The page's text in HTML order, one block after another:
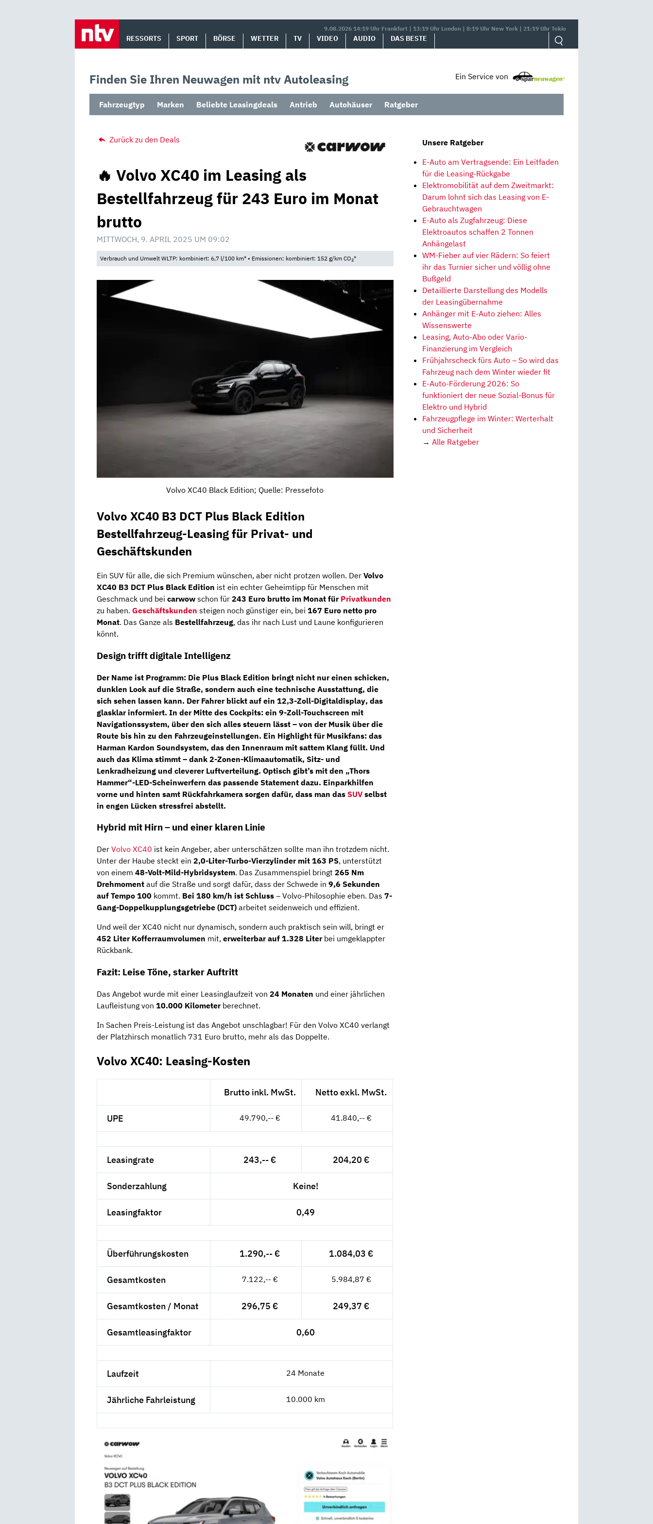
9.08.2026 14:19 Uhr Frankfurt | 13:19 Uhr London | 8:19 Uhr New York | 21:19 Uhr Tokio
RESSORTS SPORT BÖRSE WETTER TV VIDEO AUDIO DAS BESTE
Finden Sie Ihren Neuwagen mit ntv Autoleasing Ein Service von
Fahrzeugtyp Marken Beliebte Leasingdeals Antrieb Autohäuser Ratgeber
Zurück zu den Deals
🔥 Volvo XC40 im Leasing als
Bestellfahrzeug für 243 Euro im Monat
brutto
MITTWOCH, 9. APRIL 2025 UM 09:02
Verbrauch und Umwelt WLTP: kombiniert: 6,7 l/100 km* • Emissionen: kombiniert: 152 g/km CO2*
Volvo XC40 Black Edition; Quelle: Pressefoto
Volvo XC40 B3 DCT Plus Black Edition
Bestellfahrzeug-Leasing für Privat- und
Geschäftskunden
Ein SUV für alle, die sich Premium wünschen, aber nicht protzen wollen. Der Volvo
XC40 B3 DCT Plus Black Edition ist ein echter Geheimtipp für Menschen mit
Geschmack und bei carwow schon für 243 Euro brutto im Monat für Privatkunden
zu haben. Geschäftskunden steigen noch günstiger ein, bei 167 Euro netto pro
Monat. Das Ganze als Bestellfahrzeug, das ihr nach Lust und Laune konfigurieren
könnt.
Design trifft digitale Intelligenz
Der Name ist Programm: Die Plus Black Edition bringt nicht nur einen schicken,
dunklen Look auf die Straße, sondern auch eine technische Ausstattung, die
sich sehen lassen kann. Der Fahrer blickt auf ein 12,3-Zoll-Digitaldisplay, das
glasklar informiert. In der Mitte des Cockpits: ein 9-Zoll-Touchscreen mit
Navigationssystem, über den sich alles steuern lässt – von der Musik über die
Route bis hin zu den Fahrzeugeinstellungen. Ein Highlight für Musikfans: das
Harman Kardon Soundsystem, das den Innenraum mit sattem Klang füllt. Und
auch das Klima stimmt – dank 2-Zonen-Klimaautomatik, Sitz- und
Lenkradheizung und cleverer Luftverteilung. Optisch gibt’s mit den „Thors
Hammer“-LED-Scheinwerfern das passende Statement dazu. Einparkhilfen
vorne und hinten samt Rückfahrkamera sorgen dafür, dass man das SUV selbst
in engen Lücken stressfrei abstellt.
Hybrid mit Hirn – und einer klaren Linie
Der Volvo XC40 ist kein Angeber, aber unterschätzen sollte man ihn trotzdem nicht.
Unter der Haube steckt ein 2,0-Liter-Turbo-Vierzylinder mit 163 PS, unterstützt
von einem 48-Volt-Mild-Hybridsystem. Das Zusammenspiel bringt 265 Nm
Drehmoment auf die Straße und sorgt dafür, dass der Schwede in 9,6 Sekunden
auf Tempo 100 kommt. Bei 180 km/h ist Schluss – Volvo-Philosophie eben. Das 7-
Gang-Doppelkupplungsgetriebe (DCT) arbeitet seidenweich und effizient.
Und weil der XC40 nicht nur dynamisch, sondern auch praktisch sein will, bringt er
452 Liter Kofferraumvolumen mit, erweiterbar auf 1.328 Literbei umgeklappter
Rückbank.
Fazit: Leise Töne, starker Auftritt
Das Angebot wurde mit einer Leasinglaufzeit von 24 Monaten und einer jährlichen
Laufleistung von 10.000 Kilometerberechnet.
In Sachen Preis-Leistung ist das Angebot unschlagbar! Für den Volvo XC40 verlangt
der Platzhirsch monatlich 731 Euro brutto, mehr als das Doppelte.
Volvo XC40: Leasing-Kosten
Brutto inkl. MwSt. Netto exkl. MwSt.
UPE 49.790,-- € 41.840,-- €
Leasingrate 243,-- € 204,20 €
Sonderzahlung Keine!
Leasingfaktor 0,49
Überführungskosten 1.290,-- € 1.084,03 €
Gesamtkosten 7.122,-- € 5.984,87 €
Gesamtkosten / Monat 296,75 € 249,37 €
Gesamtleasingfaktor 0,60
Laufzeit 24 Monate
Jährliche Fahrleistung 10.000 km
Unsere Ratgeber
E-Auto am Vertragsende: Ein Leitfaden
für die Leasing-Rückgabe
Elektromobilität auf dem Zweitmarkt:
Darum lohnt sich das Leasing von E-
Gebrauchtwagen
E-Auto als Zugfahrzeug: Diese
Elektroautos schaffen 2 Tonnen
Anhängelast
WM-Fieber auf vier Rädern: So feiert
ihr das Turnier sicher und völlig ohne
Bußgeld
Detaillierte Darstellung des Modells
der Leasingübernahme
Anhänger mit E-Auto ziehen: Alles
Wissenswerte
Leasing, Auto-Abo oder Vario-
Finanzierung im Vergleich
Frühjahrscheck fürs Auto – So wird das
Fahrzeug nach dem Winter wieder fit
E-Auto-Förderung 2026: So
funktioniert der neue Sozial-Bonus für
Elektro und Hybrid
Fahrzeugpflege im Winter: Werterhalt
und Sicherheit
→ Alle Ratgeber